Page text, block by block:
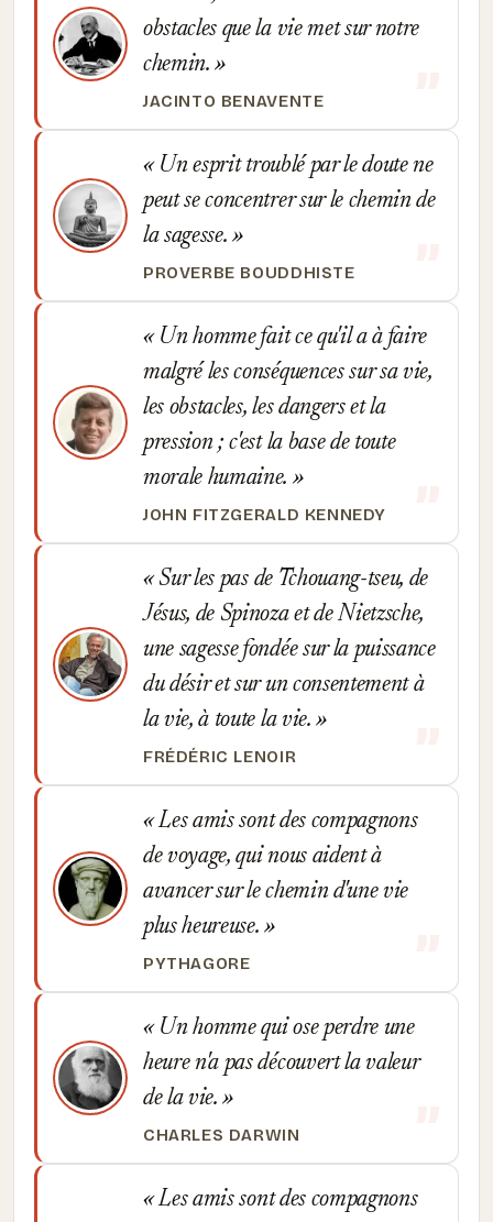
obstacles que la vie met sur notre
chemin.
JACINTO BENAVENTE
Un esprit troublé par le doute ne
peut se concentrer sur le chemin de
la sagesse.
PROVERBE BOUDDHISTE
Un homme fait ce qu'il a à faire
malgré les conséquences sur sa vie,
les obstacles, les dangers et la
pression ; c'est la base de toute
morale humaine.
JOHN FITZGERALD KENNEDY
Sur les pas de Tchouang-tseu, de
Jésus, de Spinoza et de Nietzsche,
une sagesse fondée sur la puissance
du désir et sur un consentement à
la vie, à toute la vie.
FRÉDÉRIC LENOIR
Les amis sont des compagnons
de voyage, qui nous aident à
avancer sur le chemin d'une vie
plus heureuse.
PYTHAGORE
Un homme qui ose perdre une
heure n'a pas découvert la valeur
de la vie.
CHARLES DARWIN
Les amis sont des compagnons